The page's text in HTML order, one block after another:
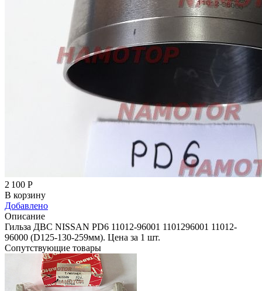
2 100 Р
В корзину
Добавлено
Описание
Гильза ДВС NISSAN PD6 11012-96001 1101296001 11012-
96000 (D125-130-259мм). Цена за 1 шт.
Сопутствующие товары